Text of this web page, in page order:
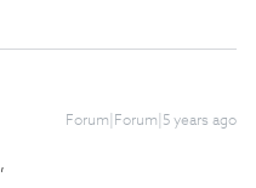
Forum|Forum|5 years ago
,